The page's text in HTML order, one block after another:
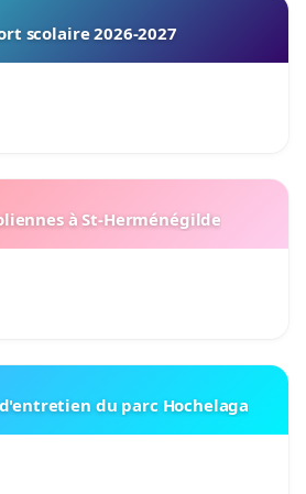
scolaire 2026-2027
à St-Herménégilde
du parc Hochelaga